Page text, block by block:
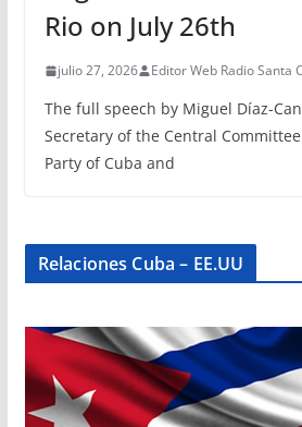
Rio on July 26th
julio 27, 2026 Editor Web Radio Santa
The full speech by Miguel Díaz-
Secretary of the Central
Party of Cuba and
Relaciones Cuba – EE.UU